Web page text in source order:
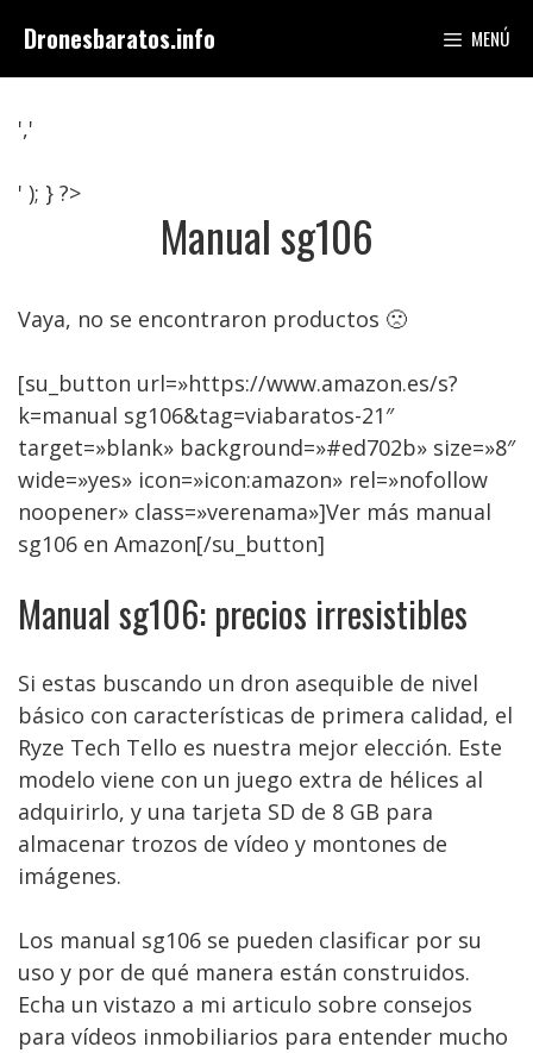
contenido
Dronesbaratos.info MENÚ
','
' ); } ?>
Manual sg106
Vaya, no se encontraron productos 🙁
[su_button url=»https://www.amazon.es/s?
k=manual sg106&tag=viabaratos-21″
target=»blank» background=»#ed702b» size=»8″
wide=»yes» icon=»icon:amazon» rel=»nofollow
noopener» class=»verenama»]Ver más manual
sg106 en Amazon[/su_button]
Manual sg106: precios irresistibles
Si estas buscando un dron asequible de nivel
básico con características de primera calidad, el
Ryze Tech Tello es nuestra mejor elección. Este
modelo viene con un juego extra de hélices al
adquirirlo, y una tarjeta SD de 8 GB para
almacenar trozos de vídeo y montones de
imágenes.
Los manual sg106 se pueden clasificar por su
uso y por de qué manera están construidos.
Echa un vistazo a mi articulo sobre consejos
para vídeos inmobiliarios para entender mucho